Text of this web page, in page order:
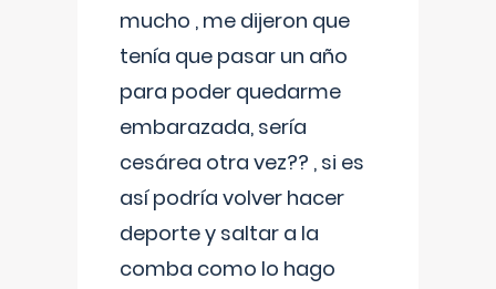
mucho , me dijeron que
tenía que pasar un año
para poder quedarme
embarazada, sería
cesárea otra vez?? , si es
así podría volver hacer
deporte y saltar a la
comba como lo hago